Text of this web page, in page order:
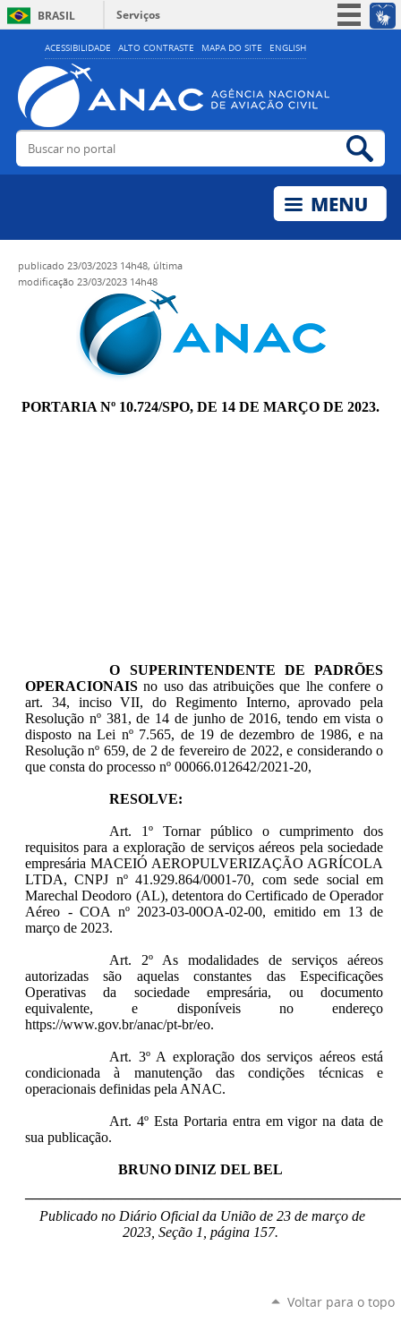
ACESSIBILIDADE ALTO CONTRASTE MAPA DO SITE ENGLISH
BRASIL
Serviços
Simplifique!
Acesso à informação
Legislação
Buscar no portal
publicado 23/03/2023 14h48, última
modificação 23/03/2023 14h48
PORTARIA Nº 10.724/SPO, DE 14 DE MARÇO DE 2023.
O SUPERINTENDENTE DE PADRÕES
OPERACIONAISno uso das atribuições que lhe confere o
art. 34, inciso VII, do Regimento Interno, aprovado pela
Resolução nº 381, de 14 de junho de 2016, tendo em vista o
disposto na Lei nº 7.565, de 19 de dezembro de 1986, e na
Resolução nº 659, de 2 de fevereiro de 2022, e considerando o
que consta do processo nº 00066.012642/2021-20,
RESOLVE:
Art. 1º Tornar público o cumprimento dos
requisitos para a exploração de serviços aéreos pela sociedade
empresária MACEIÓ AEROPULVERIZAÇÃO AGRÍCOLA
LTDA, CNPJ nº41.929.864/0001-70, com sede social em
Marechal Deodoro (AL), detentora do Certificado de Operador
Aéreo - COA nº 2023-03-00OA-02-00, emitido em 13 de
março de 2023.
Art. 2º As modalidades de serviços aéreos
autorizadas são aquelas constantes das Especificações
Operativas da sociedade empresária, ou documento
equivalente, e disponíveis no endereço
https://www.gov.br/anac/pt-br/eo.
Art. 3º A exploração dos serviços aéreos está
condicionada à manutenção das condições técnicas e
operacionais definidas pela ANAC.
Art. 4º Esta Portaria entra em vigor na data de
sua publicação.
BRUNO DINIZ DEL BEL
Publicado no Diário Oficial da União de 23 de março de
2023, Seção 1, página 157.
Voltar para o topo